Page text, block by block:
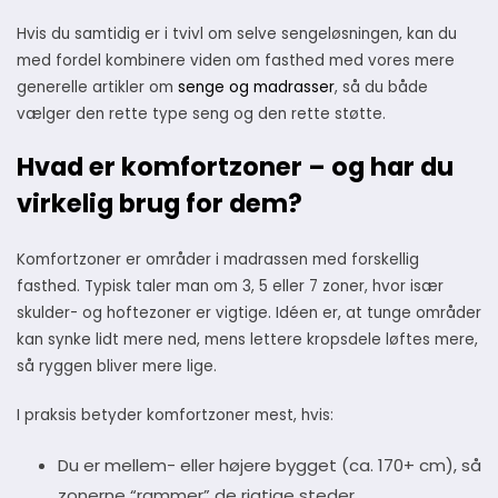
Hvis du samtidig er i tvivl om selve sengeløsningen, kan du
med fordel kombinere viden om fasthed med vores mere
generelle artikler om senge og madrasser, så du både
vælger den rette type seng og den rette støtte.
Hvad er komfortzoner – og har du
virkelig brug for dem?
Komfortzoner er områder i madrassen med forskellig
fasthed. Typisk taler man om 3, 5 eller 7 zoner, hvor især
skulder- og hoftezoner er vigtige. Idéen er, at tunge områder
kan synke lidt mere ned, mens lettere kropsdele løftes mere,
så ryggen bliver mere lige.
I praksis betyder komfortzoner mest, hvis:
Du er mellem- eller højere bygget (ca. 170+ cm), så